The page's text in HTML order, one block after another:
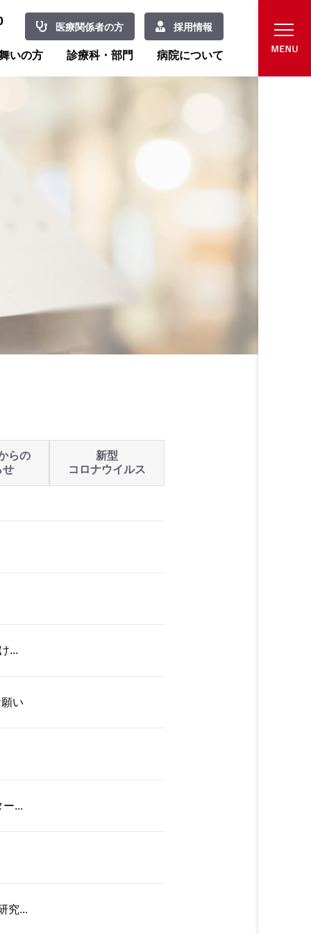
医療関係者の方 採用情報
いの方 診療科・部門 病院について
らの
せ
新型
コロナウイルス
...
い
...
究...